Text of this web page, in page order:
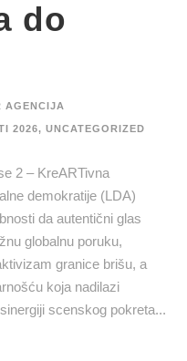
do
AGENCIJA
2026, UNCATEGORIZED
2 – KreARTivna
demokratije (LDA)
da autentični glas
globalnu poruku,
granice brišu, a
koja nadilazi
scenskog pokreta...